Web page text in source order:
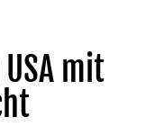
mit